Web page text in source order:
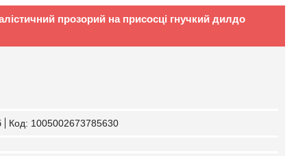
прозорий на присосці гнучкий дилдо
Код: 1005002673785630